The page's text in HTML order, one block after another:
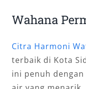
Wahana
Citra Harmoni
terbaik di Kota
ini penuh